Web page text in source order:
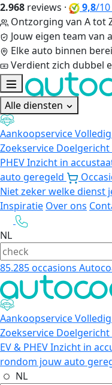
2.968 reviews · 9,8/10
Ontzorging van A tot
Jouw eigen team van
Elke auto binnen
Verdient zich dubbel
Alle diensten
Aankoopservice
Zoekservice
PHEVInzicht in
auto geregeld
Niet zeker welke dienst
Inspiratie Over ons
NL
85.285occasions
Aankoopservice
Zoekservice
EV & PHEVInzicht in
rondom jouw auto
NL